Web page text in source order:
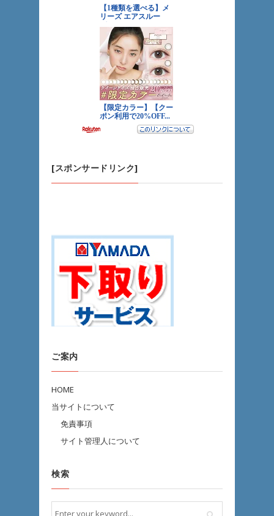
[スポンサードリンク]
ご案内
HOME
当サイトについて
免責事項
サイト管理人について
検索